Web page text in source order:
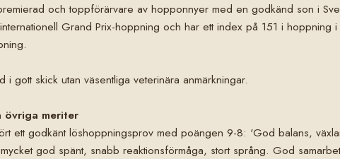
och toppförärvare av hopponnyer med en godkänd son i
Grand Prix-hoppning och har ett index på 151 i hoppning
i gott skick utan väsentliga veterinära anmärkningar.
övriga meriter
ett godkänt löshoppningsprov med poängen 9-8: 'God balans,
god spänt, snabb reaktionsförmåga, stort språng. God